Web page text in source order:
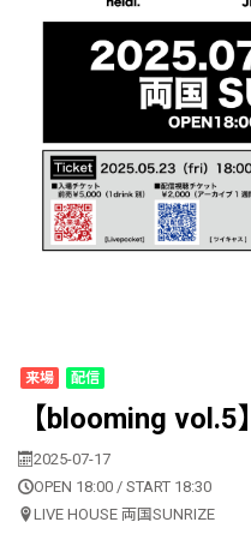
来場 配信
【blooming vol.5】
2025-07-17
OPEN 18:00 / START 18:30
LIVE HOUSE 両国SUNRIZE